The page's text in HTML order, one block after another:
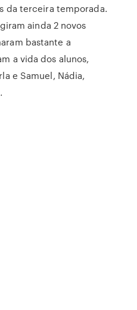
da terceira temporada.
ainda 2 novos
bastante a
a vida dos alunos,
e Samuel, Nádia,